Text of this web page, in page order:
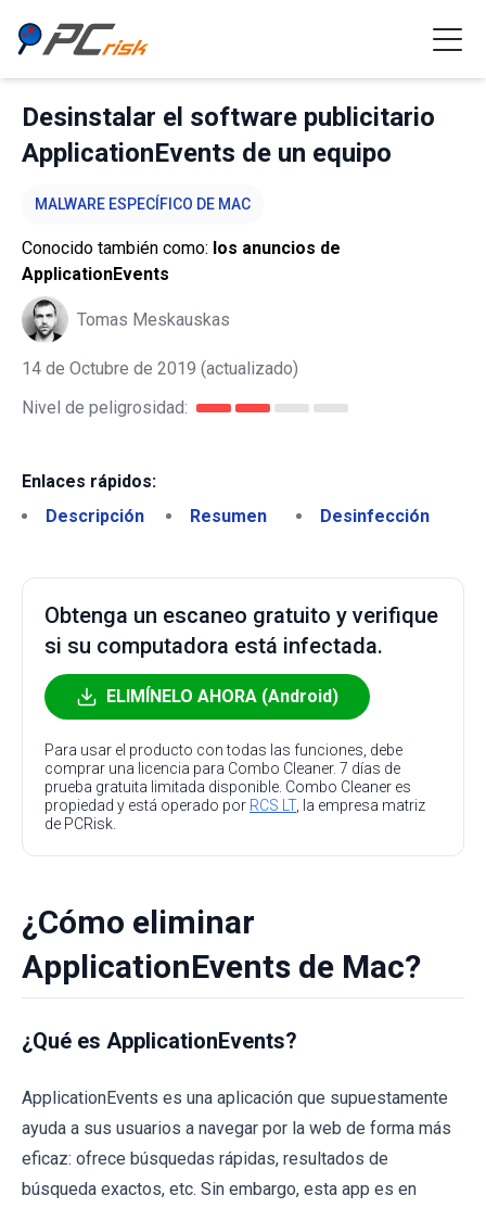
Desinstalar el software publicitario
ApplicationEvents de un equipo
MALWARE ESPECÍFICO DE MAC
Conocido también como: los anuncios de
ApplicationEvents
Tomas Meskauskas
14 de Octubre de 2019 (actualizado)
Nivel de peligrosidad:
Enlaces rápidos:
Descripción
Resumen Desinfección
Obtenga un escaneo gratuito y verifique
si su computadora está infectada.
ELIMÍNELO AHORA (Android)
Para usar el producto con todas las funciones, debe
comprar una licencia para Combo Cleaner. 7 días de
prueba gratuita limitada disponible. Combo Cleaner es
propiedad y está operado por RCS LT, la empresa matriz
de PCRisk.
¿Cómo eliminar
ApplicationEvents de Mac?
¿Qué es ApplicationEvents?
ApplicationEvents es una aplicación que supuestamente
ayuda a sus usuarios a navegar por la web de forma más
eficaz: ofrece búsquedas rápidas, resultados de
búsqueda exactos, etc. Sin embargo, esta app es en